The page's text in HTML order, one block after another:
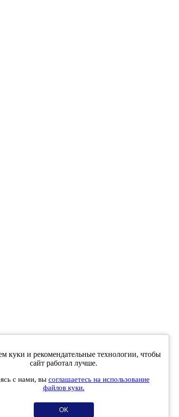
мнениями, высказанными в интервью,
(Роскомнадзор) 5 декабря 2019 года.
куки и рекомендательные технологии, чтобы
сайт работал лучше.
с нами, вы соглашаетесь на использование
файлов куки.
OK